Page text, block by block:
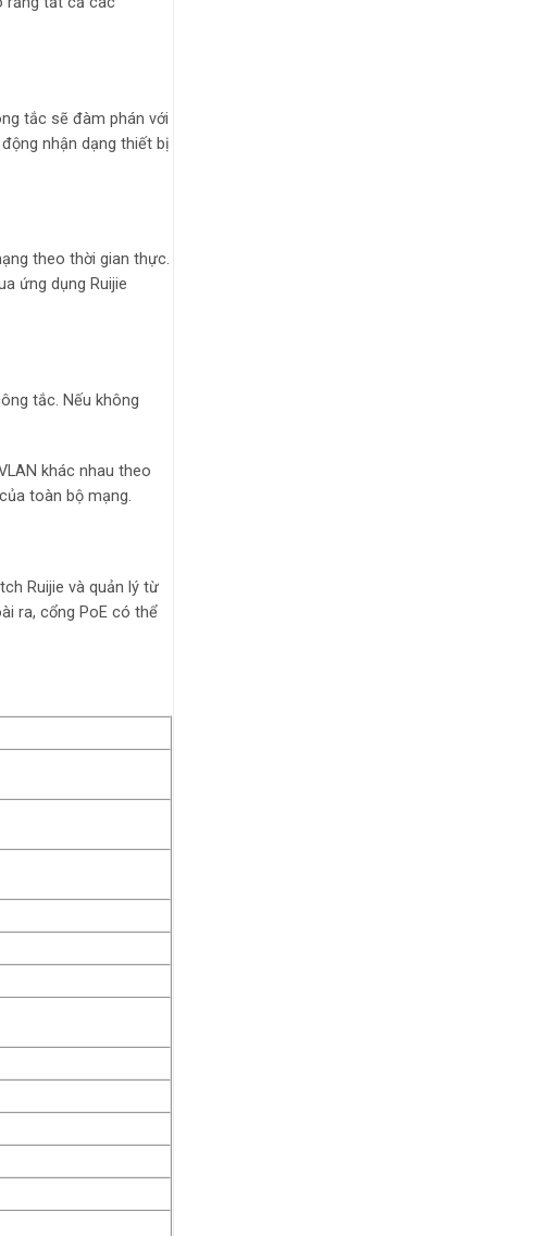
tắc sẽ đàm phán với
nhận dạng thiết bị
theo thời gian thực.
ứng dụng Ruijie
tắc. Nếu không
khác nhau theo
toàn bộ mạng.
Ruijie và quản lý từ
ra, cổng PoE có thể